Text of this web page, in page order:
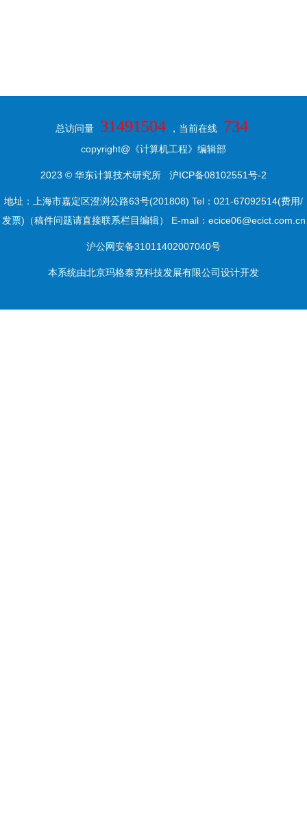
总访问量 31491504 ，当前在线 734
copyright@《计算机工程》编辑部
2023 © 华东计算技术研究所 沪ICP备08102551号-2
地址：上海市嘉定区澄浏公路63号(201808) Tel：021-67092514(费用/
发票)（稿件问题请直接联系栏目编辑） E-mail：ecice06@ecict.com.cn
沪公网安备31011402007040号
本系统由北京玛格泰克科技发展有限公司设计开发